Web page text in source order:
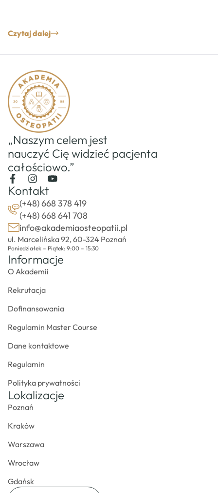
Czytaj dalej
„Naszym celem jest
nauczyć Cię widzieć pacjenta
całościowo.”
Kontakt
(+48) 668 378 419
(+48) 668 641 708
info@akademiaosteopatii.pl
ul. Marcelińska 92, 60-324 Poznań
Poniedziałek – Piątek: 9:00 – 15:30
Informacje
O Akademii
Rekrutacja
Dofinansowania
Regulamin Master Course
Dane kontaktowe
Regulamin
Polityka prywatności
Lokalizacje
Poznań
Kraków
Warszawa
Wrocław
Gdańsk